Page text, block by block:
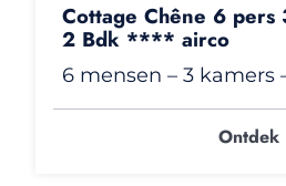
Cottage Chêne 6 pers
2 Bdk **** airco
6 mensen – 3 kamers
Ontdek